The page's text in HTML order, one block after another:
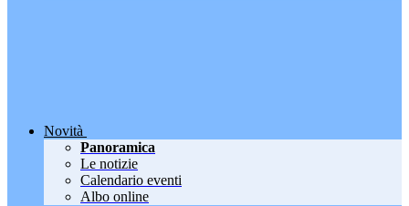
Novità
Panoramica
Le notizie
Calendario eventi
Albo online